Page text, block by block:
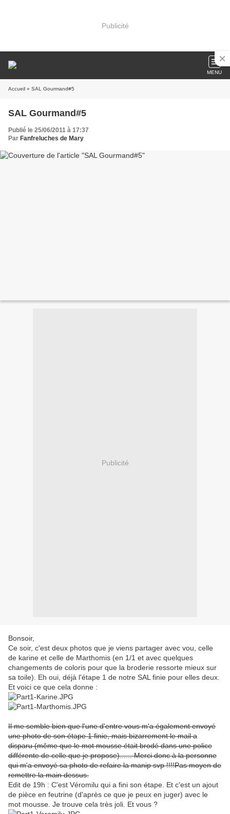
Publicité
MENU
Accueil » SAL Gourmand#5
SAL Gourmand#5
Publié le 25/06/2011 à 17:37
Par Fanfreluches de Mary
Publicité
Bonsoir,
Ce soir, c'est deux photos que je viens partager avec vou, celle
de karine et celle de Marthomis (en 1/1 et avec quelques
changements de coloris pour que la broderie ressorte mieux sur
sa toile). Eh oui, déjà l'étape 1 de notre SAL finie pour elles deux.
Et voici ce que cela donne :
Il me semble bien que l'une d'entre vous m'a également envoyé
une photo de son étape 1 finie, mais bizarrement le mail a
disparu (même que le mot mousse était brodé dans une police
différente de celle que je propose)...... Merci donc à la personne
qui m'a envoyé sa photo de refaire la manip svp !!!!Pas moyen de
remettre la main dessus.
Edit de 19h : C'est Véromilu qui a fini son étape. Et c'est un ajout
de pièce en feutrine (d'après ce que je peux en juger) avec le
mot mousse. Je trouve cela très joli. Et vous ?